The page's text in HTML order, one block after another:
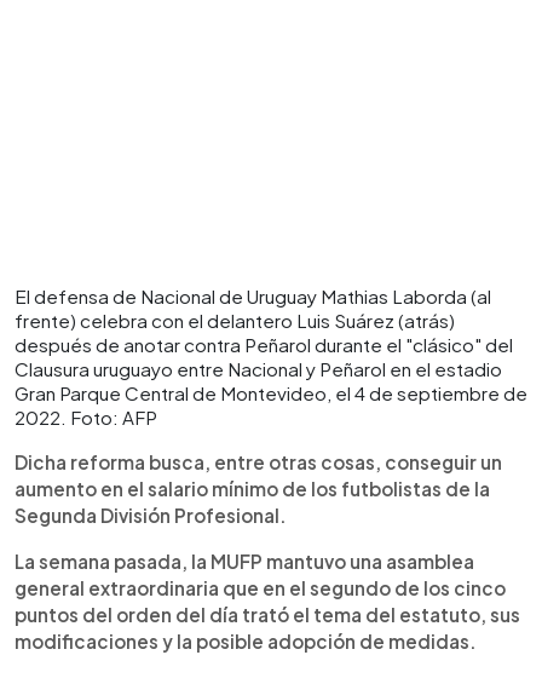
El defensa de Nacional de Uruguay Mathias Laborda (al
frente) celebra con el delantero Luis Suárez (atrás)
después de anotar contra Peñarol durante el "clásico" del
Clausura uruguayo entre Nacional y Peñarol en el estadio
Gran Parque Central de Montevideo, el 4 de septiembre de
2022. Foto: AFP
Dicha reforma busca, entre otras cosas, conseguir un
aumento en el salario mínimo de los futbolistas de la
Segunda División Profesional.
La semana pasada, la MUFP mantuvo una asamblea
general extraordinaria que en el segundo de los cinco
puntos del orden del día trató el tema del estatuto, sus
modificaciones y la posible adopción de medidas.